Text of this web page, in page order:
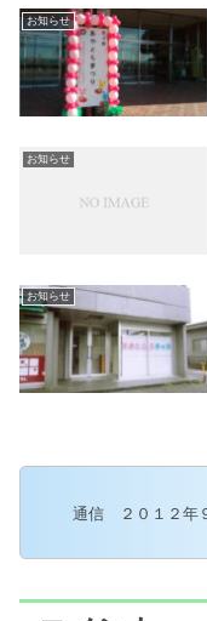
お知らせ
お知らせ
お知らせ
通信 ２０１２年